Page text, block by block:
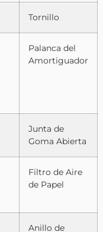
Tornillo
Palanca del
Amortiguador
Junta de
Goma Abierta
Filtro de Aire
de Papel
Anillo de